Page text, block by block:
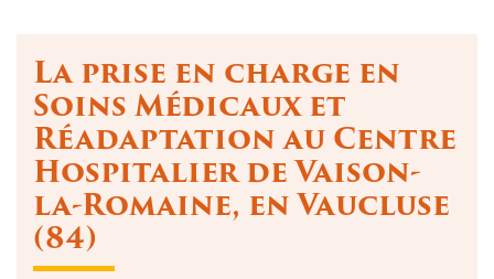
La prise en charge en
Soins Médicaux et
Réadaptation au Centre
Hospitalier de Vaison-
la-Romaine, en Vaucluse
(84)